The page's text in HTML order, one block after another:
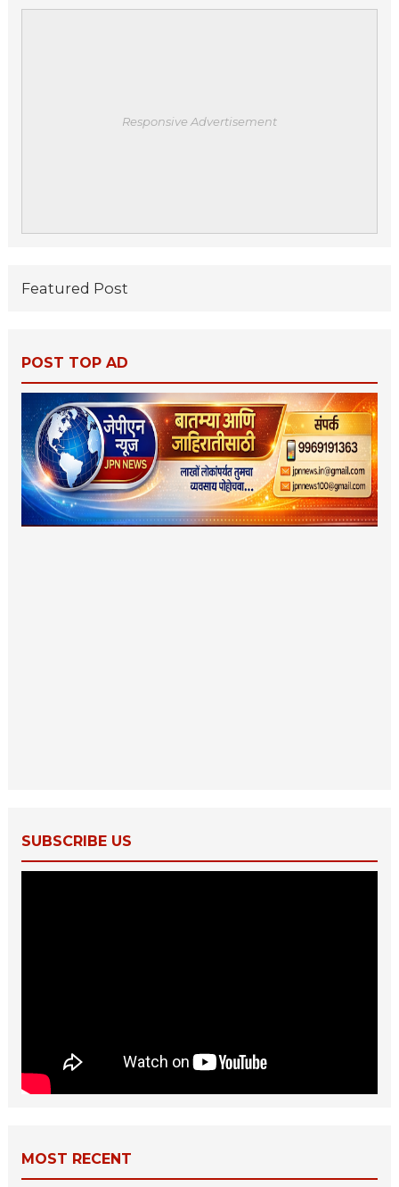
Responsive Advertisement
Featured Post
POST TOP AD
SUBSCRIBE US
MOST RECENT